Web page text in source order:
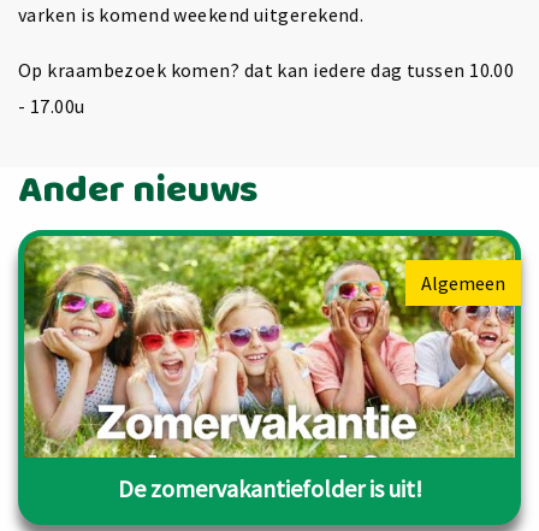
varken is komend weekend uitgerekend.
Op kraambezoek komen? dat kan iedere dag tussen 10.00
- 17.00u
Ander nieuws
De zomervakantiefolder is uit!
Algemeen